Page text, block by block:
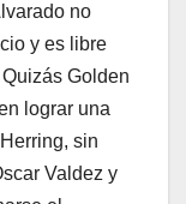
no
y es libre
Golden
lograr una
sin
Valdez y